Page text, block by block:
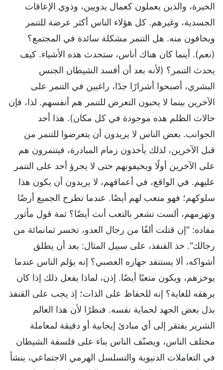
الخبرة، والذين يعملون كعمال يدويين، وذوي الإعاقات
الجسدية، وغيرهم. كل هؤلاء الناس أكثر عرضة للتنمر
ويخافون منه. هل التنمر مشكلة سائدة في المجتمع؟
(نعم). أينما كان هناك أناس، ستحدث هذه الأشياء. كيف
يحدث التنمر؟ (لأنه بعد أن أفسد الشيطان الجنس
البشري، أصبحوا أشرارًا جدًا، راغبين في التنمر على
الآخرين بينما لا يحبون التعرض للتنمر هم أنفسهم. لذا، فإن
حالات الظلم هذه موجودة في كل مكان). هذا أحد
الجوانب. بعض الناس لا يريدون أن يتعرضوا للتنمر من
قبل الآخرين، لذلك يأخذون زمام المبادرة، فيتنمرون هم
على الآخرين أولًا ويخيفونهم حتى لا يجرؤ أحد على التنمر
عليهم. في الواقع، في أعماقهم، لا يريدون أن يكون هذا
سلوكهم؛ فهو متعب لهم أيضًا. عندما تطرح الجميع أرضًا
وتهزمهم، ألست تشعر بالتعب أنت أيضًا؟ ثمة قول مأثور
مفاده: "إن قتلت ألفًا من رجال العدو، تخسر ثمانمائة من
رجالك". خذ القنفذ، على سبيل المثال: بعد أن يطلق
أشواكه، ألا يستنفد جهازه العصبي؟ إنه يؤلم الناس عندما
يوخزهم، ويكون متعبًا أيضًا. إذن، لماذا يفعل ذلك إذا كان
يرهقه للغاية؟ إنه للحفاظ على الذات؛ إذ يجب على القنفذ
بذل بعض الجهد لحماية نفسه. فنظرًا لأن هذا العالم
الشرير يفتقر إلى أي مبادئ إيجابية أو دقيقة لمعاملة
مختلف الناس، ويصنّف الناس بناء على فلسفة الشيطان
في التعاملات الدنيوية والتسلسل الهرمي الاجتماعي، ينشأ